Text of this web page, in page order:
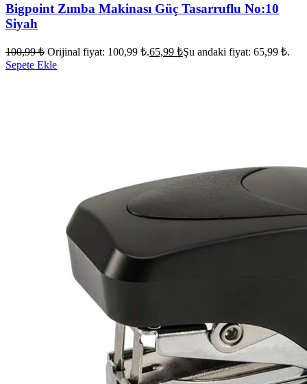
Bigpoint Zımba Makinası Güç Tasarruflu No:10
Siyah
100,99₺ Orijinal fiyat: 100,99 ₺.65,99 ₺Şu andaki fiyat: 65,99 ₺.
Sepete Ekle